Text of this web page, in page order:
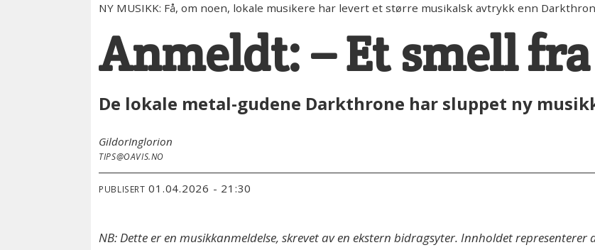
NY MUSIKK: Få, om noen, lokale musikere har levert et større musikalsk avtrykk enn
Anmeldt: – Et smell
De lokale metal-gudene Darkthrone har sluppet ny
GildorInglorion
TIPS@OAVIS.NO
PUBLISERT 01.04.2026 - 21:30
NB: Dette er en musikkanmeldelse, skrevet av en ekstern bidragsyter. Innholdet representerer